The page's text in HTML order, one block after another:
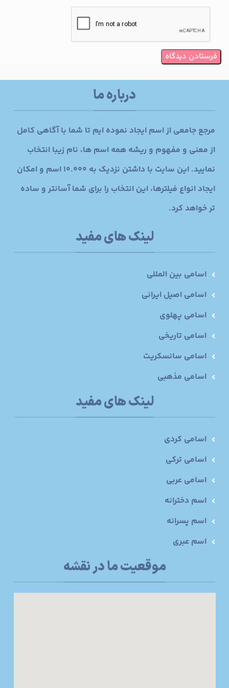
درباره ما
مرجع جامعی از اسم ایجاد نموده ایم تا شما با آگاهی کامل
از معنی و مفهوم و ریشه همه اسم ها، نام زیبا انتخاب
نمایید. این سایت با داشتن نزدیک به 10.000 اسم و امکان
ایجاد انواع فیلترها، این انتخاب را برای شما آسانتر و ساده
تر خواهد کرد.
لینک های مفید
اسامی بین المللی
اسامی اصیل ایرانی
اسامی پهلوی
اسامی تاریخی
اسامی سانسکریت
اسامی مذهبی
لینک های مفید
اسامی کردی
اسامی ترکی
اسامی عربی
اسم دخترانه
اسم پسرانه
اسم عبری
موقعیت ما در نقشه